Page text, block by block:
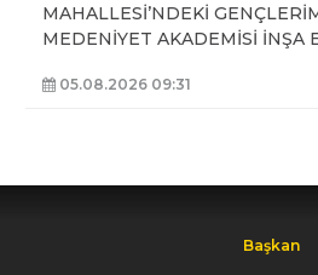
MAHALLESİ’NDEKİ
MEDENİYET AKADEMİSİ İNŞA
05.08.2026 09:31
Başkan